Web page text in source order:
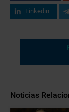
Linkedin
Noticias